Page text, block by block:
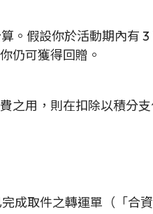
。假設你於活動期內有
仍可獲得回贈。
用，則在扣除以積分
成取件之轉運單（「合